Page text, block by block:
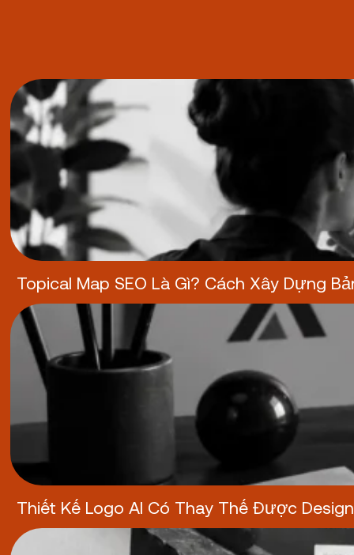
Category:
Hướng
dẫn
Topical Map SEO Là Gì? Cách Xây Dựng
Thiết Kế Logo AI Có Thay Thế Được